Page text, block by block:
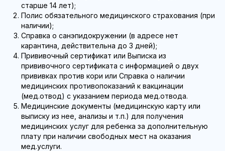
старше 14 лет);
Полис обязательного медицинского страхования (при
наличии);
Справка о санэпидокружении (в адресе нет
карантина, действительна до 3 дней);
Прививочный сертификат или Выписка из
прививочного сертификата с информацией о двух
прививках против кори или Справка о наличии
медицинских противопоказаний к вакцинации
(мед.отвод) с указанием периода мед.отвода.
Медицинские документы (медицинскую карту или
выписку из нее, анализы и т.п.) для получения
медицинских услуг для ребенка за дополнительную
плату при наличии свободных мест на оказания
мед.услуги.